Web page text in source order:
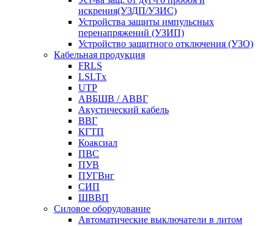
искрения(УЗДП/УЗИС)
Устройства защиты импульсных
перенапряжений (УЗИП)
Устройство защитного отключения (УЗО)
Кабельная продукция
FRLS
LSLTx
UTP
АВБШВ / АВВГ
Акустический кабель
ВВГ
КГТП
Коаксиал
ПВС
ПУВ
ПУГВнг
СИП
ШВВП
Силовое оборудование
Автоматические выключатели в литом